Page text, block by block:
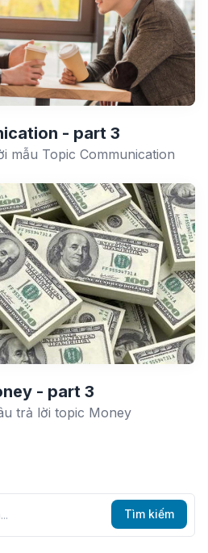
- part 3
mẫu Topic Communication
- part 3
trả lời topic Money
Tìm kiếm